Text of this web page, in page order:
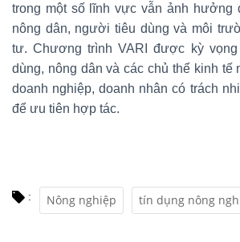
trong một số lĩnh vực vẫn ảnh hưởng
nông dân, người tiêu dùng và môi
tư. Chương trình VARI được kỳ
dùng, nông dân và các chủ thể kinh tế
doanh nghiệp, doanh nhân có trách
để ưu tiên hợp tác.
: Nông nghiệp tín dụng nông